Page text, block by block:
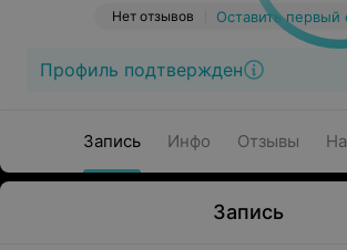
Нет отзывов Оставить первый
Профиль подтвержден
Запись Инфо Отзывы
Запись